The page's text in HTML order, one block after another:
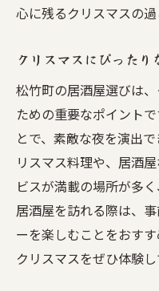
心に残るクリスマスの過
クリスマスにぴった
松竹町の居酒屋選びは
ための重要なポイント
とで、素敵な夜を演出
リスマス料理や、居酒
ビスが満載の場所が多
居酒屋を訪れる際は、
ーを楽しむことをおす
クリスマスをぜひ体験し